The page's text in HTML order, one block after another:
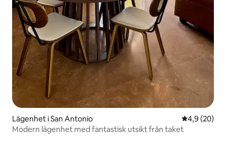
Lägenhet i San Antonio 4,9 av 5 i
4,9 (20)
Modern lägenhet med fantastisk utsikt från taket